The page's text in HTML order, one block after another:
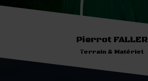
Pierrot FALLER
Terrain & Matériel